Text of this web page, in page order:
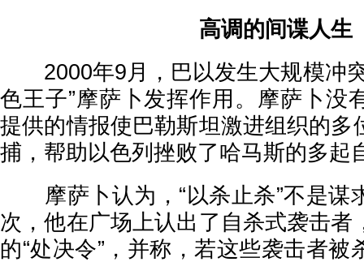
高调的间谍人生
2000年9月，巴以发生大规模冲突
色王子”摩萨卜发挥作用。摩萨卜没
提供的情报使巴勒斯坦激进组织的多
捕，帮助以色列挫败了哈马斯的多起
摩萨卜认为，“以杀止杀”不是谋
次，他在广场上认出了自杀式袭击者
的“处决令”，并称，若这些袭击者被